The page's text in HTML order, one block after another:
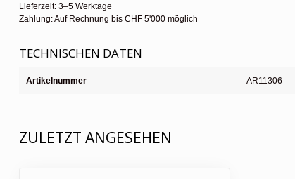
Lieferzeit: 3–5 Werktage
Zahlung: Auf Rechnung bis CHF 5'000 möglich
TECHNISCHEN DATEN
Artikelnummer AR11306
ZULETZT ANGESEHEN